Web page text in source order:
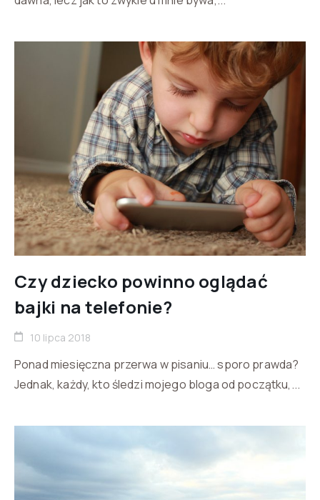
Czy dziecko powinno oglądać
bajki na telefonie?
10 lipca 2018
Ponad miesięczna przerwa w pisaniu… sporo prawda?
Jednak, każdy, kto śledzi mojego bloga od początku,...